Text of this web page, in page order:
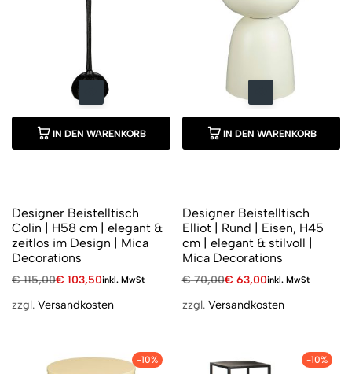
IN DEN WARENKORB
Designer Beistelltisch
Colin | H58 cm | elegant &
zeitlos im Design | Mica
Decorations
€115,00€ 103,50inkl. MwSt
zzgl. Versandkosten
IN DEN WARENKORB
Designer Beistelltisch
Elliot | Rund | Eisen, H45
cm | elegant & stilvoll |
Mica Decorations
€70,00€ 63,00inkl. MwSt
zzgl. Versandkosten
-10% -10%